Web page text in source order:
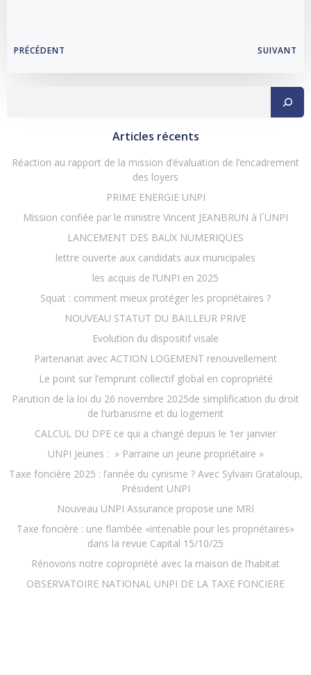
Navigation
PRÉCÉDENT
Navigation
l’article
SUIVANT
Articles récents
Réaction au rapport de la mission d’évaluation de l’encadrement
des loyers
PRIME ENERGIE UNPI
Mission confiée par le ministre Vincent JEANBRUN à l´UNPI
LANCEMENT DES BAUX NUMERIQUES
lettre ouverte aux candidats aux municipales
les acquis de l’UNPI en 2025
Squat : comment mieux protéger les propriétaires ?
NOUVEAU STATUT DU BAILLEUR PRIVE
Evolution du dispositif visale
Partenariat avec ACTION LOGEMENT renouvellement
Le point sur l’emprunt collectif global en copropriété
Parution de la loi du 26 novembre 2025de simplification du droit
de l’urbanisme et du logement
CALCUL DU DPE ce qui a changé depuis le 1er janvier
UNPI Jeunes : » Parraine un jeune propriétaire »
Taxe foncière 2025 : l’année du cynisme ? Avec Sylvain Grataloup,
Président UNPI
Nouveau UNPI Assurance propose une MRI
Taxe foncière : une flambée «intenable pour les propriétaires»
dans la revue Capital 15/10/25
Rénovons notre copropriété avec la maison de l’habitat
OBSERVATOIRE NATIONAL UNPI DE LA TAXE FONCIERE